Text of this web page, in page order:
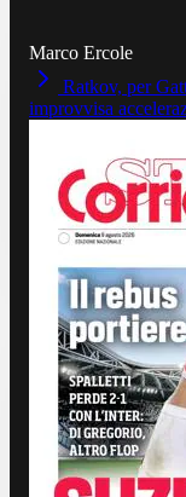
Marco Ercole
Ratkov, per
improvvisa